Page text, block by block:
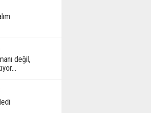
değil,